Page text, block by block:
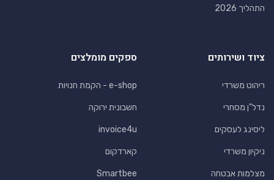
התהליך 2026
ציוד ושירותים
ריהוט משרדי
נדל"ן מסחרי
ליסינג לעסקים
ניקיון משרדי
מצלמות אבטחה
ספקים מומלצים
e-shop - הקמת חנויות
חשבונית ירוקה
invoice4u
קארדקום
Smartbee